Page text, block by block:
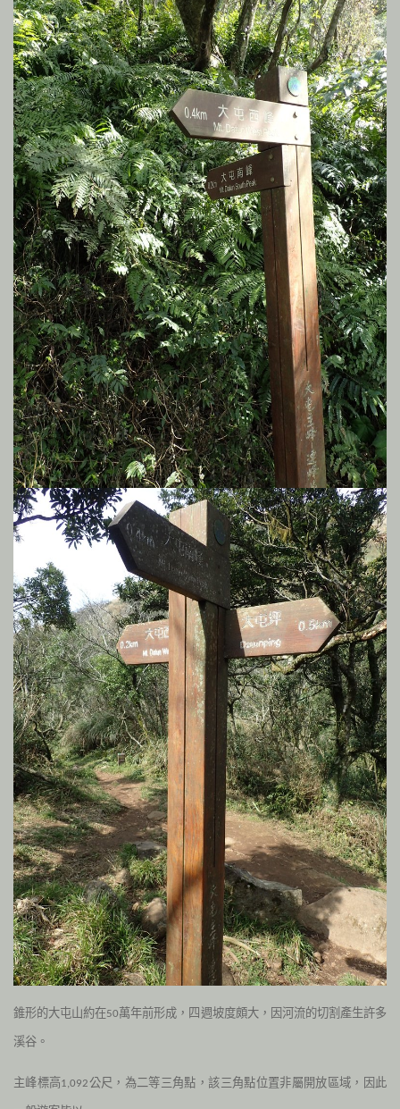
錐形的大屯山約在50萬年前形成，四週坡度頗大，因河流的切割產生許多
溪谷。
主峰標高1,092公尺，為二等三角點，該三角點位置非屬開放區域，因此